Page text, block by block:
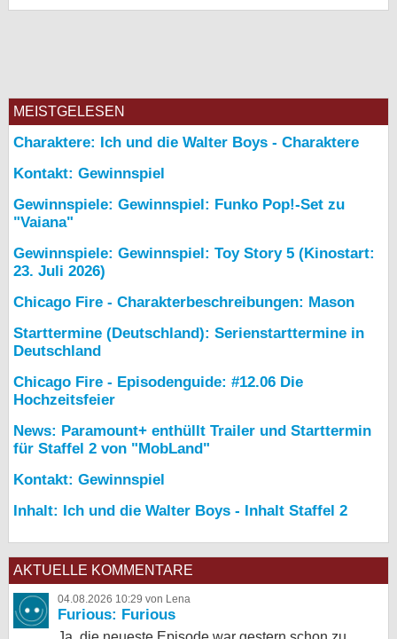
MEISTGELESEN
Charaktere: Ich und die Walter Boys - Charaktere
Kontakt: Gewinnspiel
Gewinnspiele: Gewinnspiel: Funko Pop!-Set zu
"Vaiana"
Gewinnspiele: Gewinnspiel: Toy Story 5 (Kinostart:
23. Juli 2026)
Chicago Fire - Charakterbeschreibungen: Mason
Starttermine (Deutschland): Serienstarttermine in
Deutschland
Chicago Fire - Episodenguide: #12.06 Die
Hochzeitsfeier
News: Paramount+ enthüllt Trailer und Starttermin
für Staffel 2 von "MobLand"
Kontakt: Gewinnspiel
Inhalt: Ich und die Walter Boys - Inhalt Staffel 2
AKTUELLE KOMMENTARE
04.08.2026 10:29 von Lena
Furious: Furious